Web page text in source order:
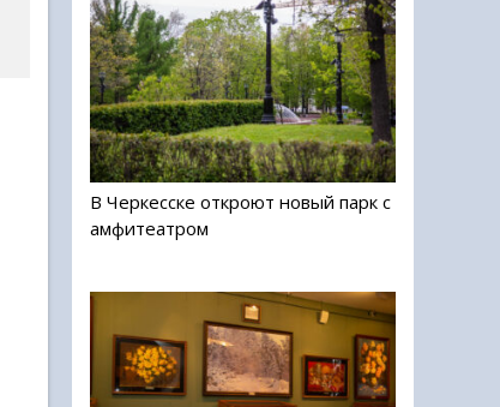
В Черкесске откроют новый парк с
амфитеатром